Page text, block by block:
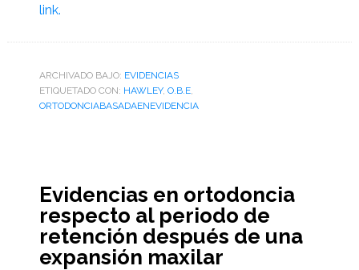
link.
ARCHIVADO BAJO: EVIDENCIAS
ETIQUETADO CON: HAWLEY, O.B.E,
ORTODONCIABASADAENEVIDENCIA
Evidencias en ortodoncia
respecto al periodo de
retención después de una
expansión maxilar